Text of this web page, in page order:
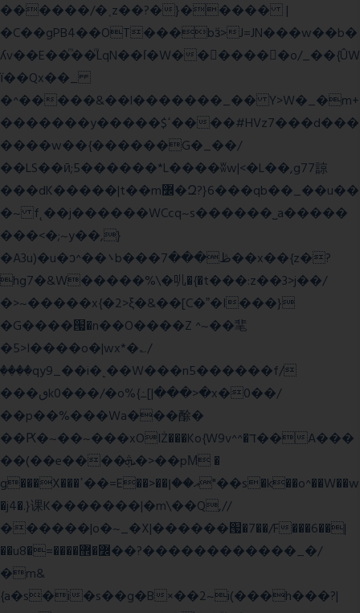
������/�˱z��?�}����� |
�C��gPB4��OT���bӟ>J=JN���w��b�
ʎv��E��ͫ��ͫLqN��ſ�W���ً����o/_��{ÛW
ї��Qx��_
�^�����&��l�������_�� Y>W�_�m+
�������y�����$ߵ����#HVz7���d���
����w��{������G�_��/
��LS��ӣ;5������*L����ʬw|<�L��,g77諒
���dK�����|t��m߼�Զ?}6���qb��_��u��
�~ f˛��j������WCcq~s������˽a�����
���<�;~y��,}
�A3u)�u�ͻ^��܌b���ڟ���7��x��{z�?
hg7�&W�����%\�䶷�{�t���:z��3>j��/
�>~�����x{�2>ξ�&��[C�ˮ�I���}
�G����՗�n��O����Z ^~��靟
�5>I����o�|wx*�؎/
����qy9_��i�˻��W���n5������f/
���ٯk0���/�o%{߸[|���>�x�0��/
��p��%���Wa���酴�
��Ԗ�~��~���xOIŻ���Ko{W9v^^�ד��A���
��(��e����ܞ�>��pΜ �
g���X���ߴ��=E��>��އ��ן"��s�k��o^��W��w
�j4�.}课K�������|�m\��Q,//
������|o�~_�X|������՗�7��/F���6��|
��u8�=����߼�޾��?������������_�/
�m&
{a�s�i�s��g�B×��2~i(���h���?|